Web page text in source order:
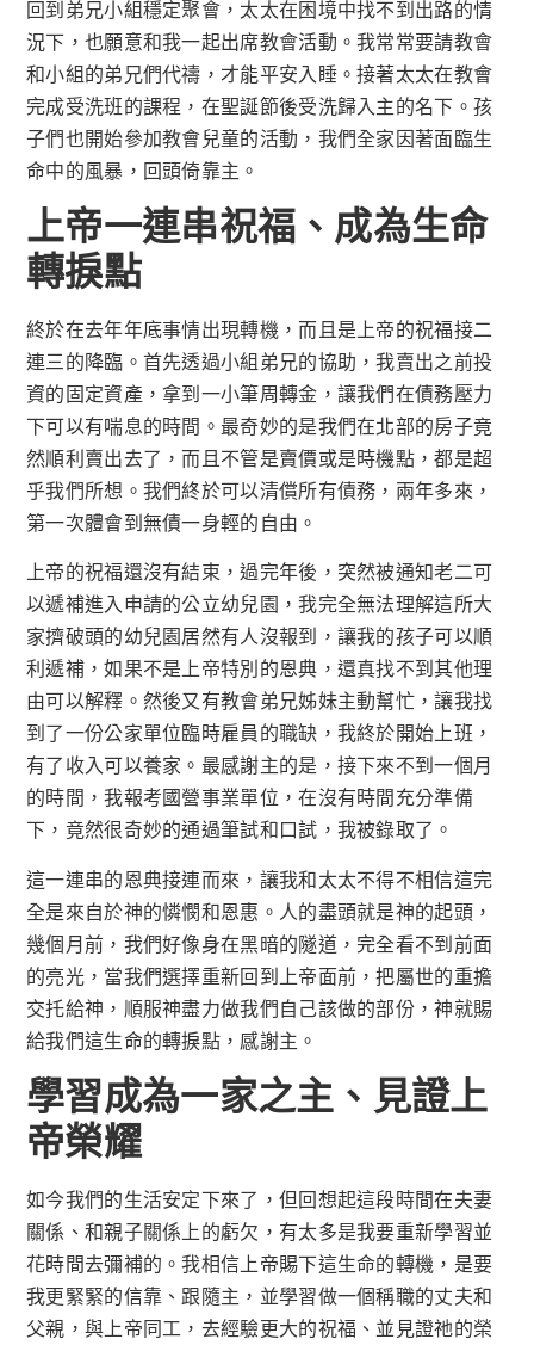
回到弟兄小組穩定聚會，太太在困境中找不到出路的情
況下，也願意和我一起出席教會活動。我常常要請教會
和小組的弟兄們代禱，才能平安入睡。接著太太在教會
完成受洗班的課程，在聖誕節後受洗歸入主的名下。孩
子們也開始參加教會兒童的活動，我們全家因著面臨生
命中的風暴，回頭倚靠主。
上帝一連串祝福、成為生命
轉捩點
終於在去年年底事情出現轉機，而且是上帝的祝福接二
連三的降臨。首先透過小組弟兄的協助，我賣出之前投
資的固定資產，拿到一小筆周轉金，讓我們在債務壓力
下可以有喘息的時間。最奇妙的是我們在北部的房子竟
然順利賣出去了，而且不管是賣價或是時機點，都是超
乎我們所想。我們終於可以清償所有債務，兩年多來，
第一次體會到無債一身輕的自由。
上帝的祝福還沒有結束，過完年後，突然被通知老二可
以遞補進入申請的公立幼兒園，我完全無法理解這所大
家擠破頭的幼兒園居然有人沒報到，讓我的孩子可以順
利遞補，如果不是上帝特別的恩典，還真找不到其他理
由可以解釋。然後又有教會弟兄姊妹主動幫忙，讓我找
到了一份公家單位臨時雇員的職缺，我終於開始上班，
有了收入可以養家。最感謝主的是，接下來不到一個月
的時間，我報考國營事業單位，在沒有時間充分準備
下，竟然很奇妙的通過筆試和口試，我被錄取了。
這一連串的恩典接連而來，讓我和太太不得不相信這完
全是來自於神的憐憫和恩惠。人的盡頭就是神的起頭，
幾個月前，我們好像身在黑暗的隧道，完全看不到前面
的亮光，當我們選擇重新回到上帝面前，把屬世的重擔
交托給神，順服神盡力做我們自己該做的部份，神就賜
給我們這生命的轉捩點，感謝主。
學習成為一家之主、見證上
帝榮耀
如今我們的生活安定下來了，但回想起這段時間在夫妻
關係、和親子關係上的虧欠，有太多是我要重新學習並
花時間去彌補的。我相信上帝賜下這生命的轉機，是要
我更緊緊的信靠、跟隨主，並學習做一個稱職的丈夫和
父親，與上帝同工，去經驗更大的祝福、並見證祂的榮